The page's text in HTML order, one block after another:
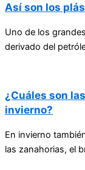
Así son los
Uno de los
derivado del
¿Cuáles son
invierno?
En invierno
las zanahorias, el